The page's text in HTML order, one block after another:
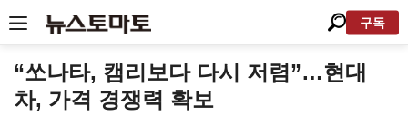
구독
“쏘나타, 캠리보다 다시 저렴”…현대
차, 가격 경쟁력 확보